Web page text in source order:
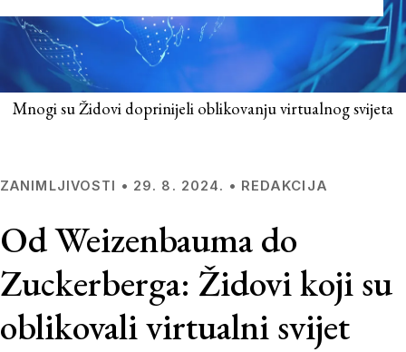
Mnogi su Židovi doprinijeli oblikovanju virtualnog svijeta
ZANIMLJIVOSTI • 29. 8. 2024. • REDAKCIJA
Od Weizenbauma do
Zuckerberga: Židovi koji su
oblikovali virtualni svijet